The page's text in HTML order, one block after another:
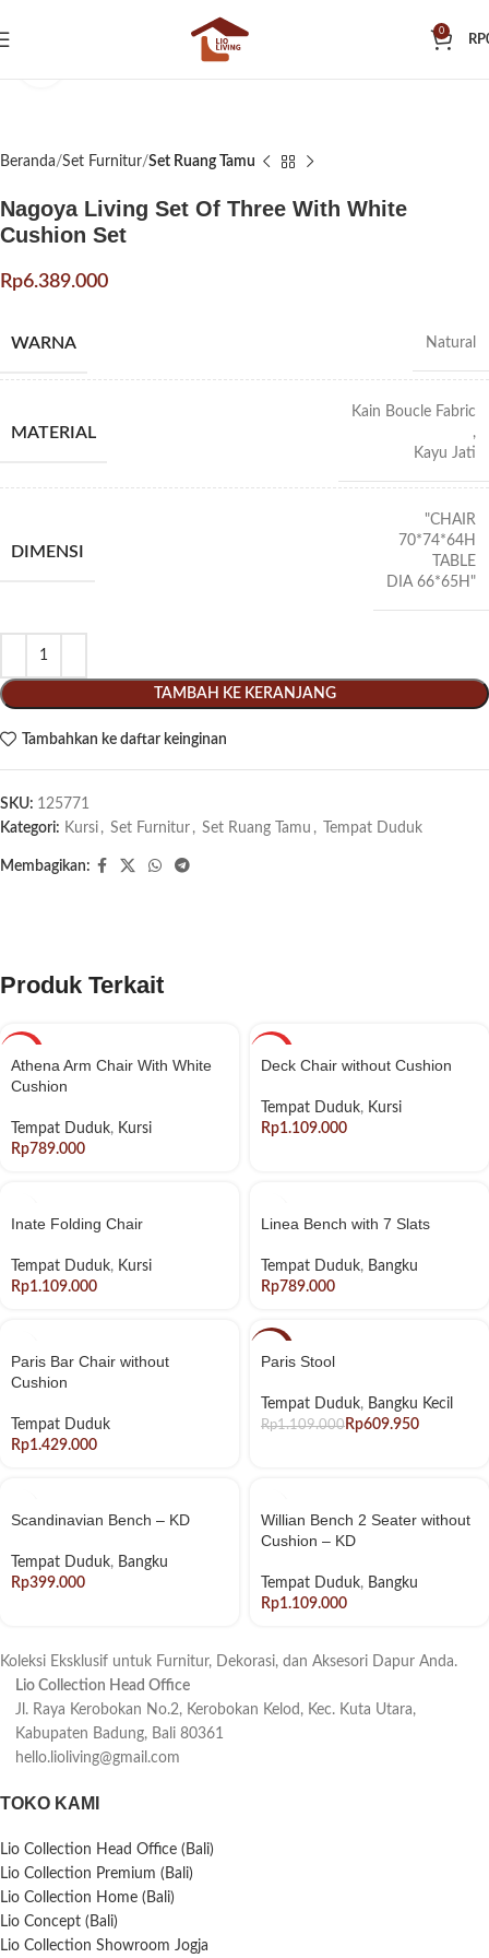
0
RP
Klik untuk memperbesar
Beranda Set Furnitur Set Ruang Tamu
Nagoya Living Set Of Three With White
Cushion Set
Rp
WARNA Natural
MATERIAL
Kain Boucle Fabric
,
Kayu Jati
DIMENSI
"CHAIR
70*74*64H
TABLE
DIA 66*65H"
TAMBAH KE KERANJANG
Tambahkan ke daftar keinginan
SKU: 125771
Kategori: Kursi , Set Furnitur , Set Ruang Tamu , Tempat Duduk
Membagikan:
Produk Terkait
Athena Arm Chair With White
Cushion
Tempat Duduk, Kursi
Rp
Deck Chair without Cushion
Tempat Duduk, Kursi
Rp
Inate Folding Chair
Tempat Duduk, Kursi
Rp
Linea Bench with 7 Slats
Tempat Duduk, Bangku
Rp
Paris Bar Chair without
Cushion
Tempat Duduk
Rp
Paris Stool
Tempat Duduk, Bangku Kecil
Rp1.109.000Rp609.950
Scandinavian Bench – KD
Tempat Duduk, Bangku
Rp
Willian Bench 2 Seater without
Cushion – KD
Tempat Duduk, Bangku
Rp
Koleksi Eksklusif untuk Furnitur, Dekorasi, dan Aksesori Dapur Anda.
Lio Collection Head Office
Jl. Raya Kerobokan No.2, Kerobokan Kelod, Kec. Kuta Utara,
Kabupaten Badung, Bali 80361
hello.lioliving@gmail.com
TOKO KAMI
Lio Collection Head Office (Bali)
Lio Collection Premium (Bali)
Lio Collection Home (Bali)
Lio Concept (Bali)
Lio Collection Showroom Jogja